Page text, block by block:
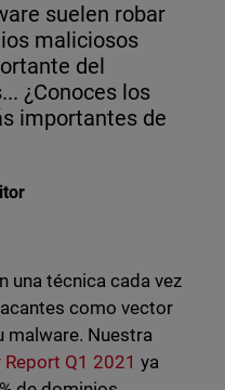
suelen robar
maliciosos
del
¿Conoces los
importantes de
Reddit
una técnica cada vez
como vector
malware. Nuestra
Q1 2021 ya